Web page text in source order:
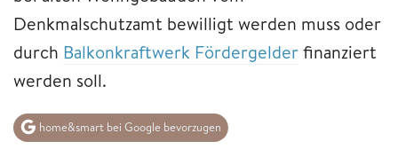
Denkmalschutzamt bewilligt werden muss oder
durch Balkonkraftwerk Fördergelderfinanziert
werden soll.
home&smart bei Google bevorzugen